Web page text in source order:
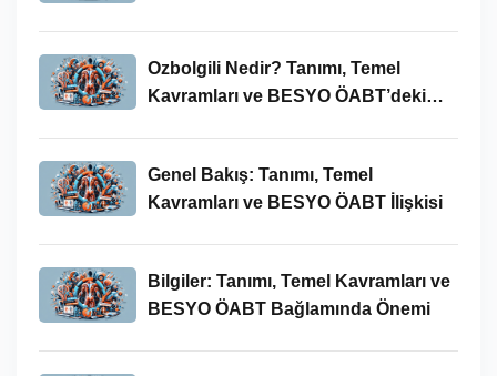
Ozbolgili Nedir? Tanımı, Temel
Kavramları ve BESYO ÖABT’deki
Genel Bakış: Tanımı, Temel
Kavramları ve BESYO ÖABT İlişkisi
Bilgiler: Tanımı, Temel Kavramları ve
BESYO ÖABT Bağlamında Önemi